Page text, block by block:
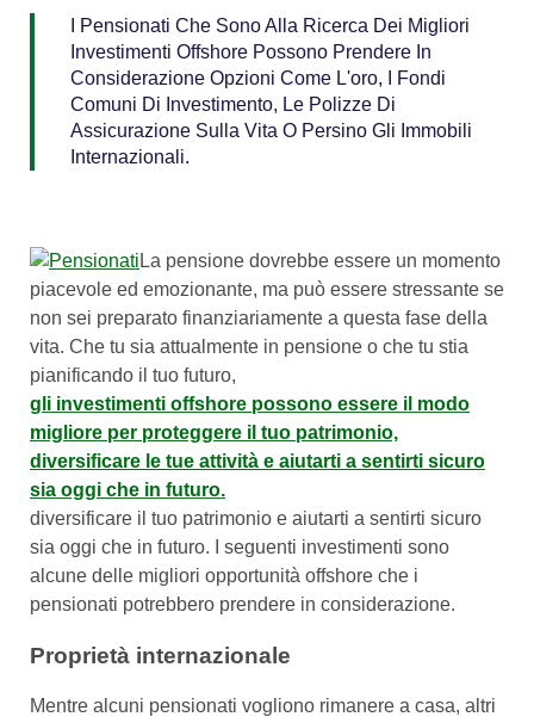
I Pensionati Che Sono Alla Ricerca Dei Migliori
Investimenti Offshore Possono Prendere In
Considerazione Opzioni Come L'oro, I Fondi
Comuni Di Investimento, Le Polizze Di
Assicurazione Sulla Vita O Persino Gli Immobili
Internazionali.
La pensione dovrebbe essere un momento
piacevole ed emozionante, ma può essere stressante se
non sei preparato finanziariamente a questa fase della
vita. Che tu sia attualmente in pensione o che tu stia
pianificando il tuo futuro,
gli investimenti offshore possono essere il modo
migliore per proteggere il tuo patrimonio,
diversificare le tue attività e aiutarti a sentirti sicuro
sia oggi che in futuro.
diversificare il tuo patrimonio e aiutarti a sentirti sicuro
sia oggi che in futuro. I seguenti investimenti sono
alcune delle migliori opportunità offshore che i
pensionati potrebbero prendere in considerazione.
Proprietà internazionale
Mentre alcuni pensionati vogliono rimanere a casa, altri